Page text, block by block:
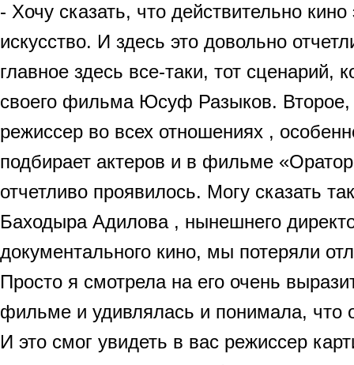
- Хочу сказать, что действительно кино
искусство. И здесь это довольно
главное здесь все-таки, тот сценарий,
своего фильма Юсуф Разыков. Второе,
режиссер во всех отношениях ,
подбирает актеров и в фильме
отчетливо проявилось. Могу сказать
Баходыра Адилова , нынешнего
документального кино, мы потеряли
Просто я смотрела на его очень
фильме и удивлялась и понимала, что
И это смог увидеть в вас режиссер